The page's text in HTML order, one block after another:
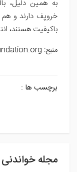
به همین دلیل،
خروپف دارند و
باکیفیت هستند،
منبع: https://www.sleepfoundation.org/
برچسب ها :
مجله خواندنی